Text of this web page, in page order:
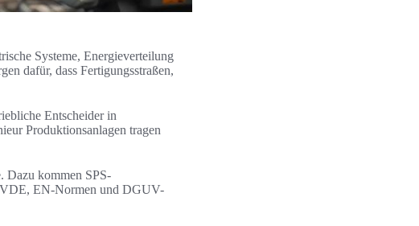
Systeme, Energieverteilung
dafür, dass Fertigungsstraßen,
Entscheider in
Produktionsanlagen tragen
Dazu kommen SPS-
EN-Normen und DGUV-